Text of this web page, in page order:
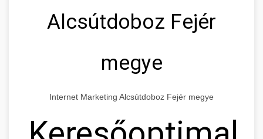
Alcsútdoboz Fejér
megye
Internet Marketing Alcsútdoboz Fejér megye